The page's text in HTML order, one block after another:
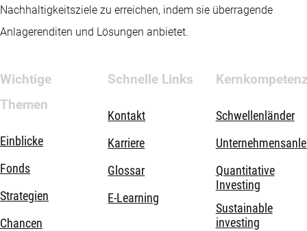
Nachhaltigkeitsziele zu erreichen, indem sie überragende
Anlagerenditen und Lösungen anbietet.
Wichtige
Themen
Einblicke
Fonds
Strategien
Chancen
Schnelle Links
Kontakt
Karriere
Glossar
E-Learning
Schwellenländer
Quantitative
Investing
Sustainable
investing